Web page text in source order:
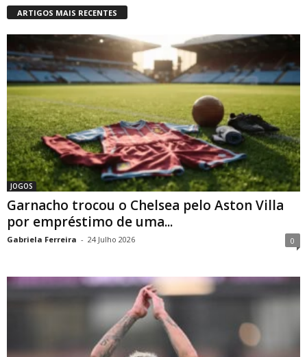
ARTIGOS MAIS RECENTES
JOGOS
Garnacho trocou o Chelsea pelo Aston Villa
por empréstimo de uma...
Gabriela Ferreira - 24 Julho 2026 0